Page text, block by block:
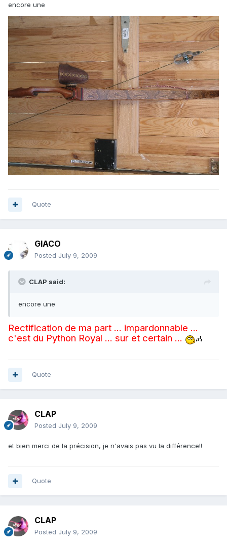
encore une
Quote
GIACO
Posted July 9, 2009
CLAP said:
encore une
Rectification de ma part ... impardonnable ...
c'est du Python Royal ... sur et certain ...
Quote
CLAP
Posted July 9, 2009
et bien merci de la précision, je n'avais pas vu la différence!!
Quote
CLAP
Posted July 9, 2009